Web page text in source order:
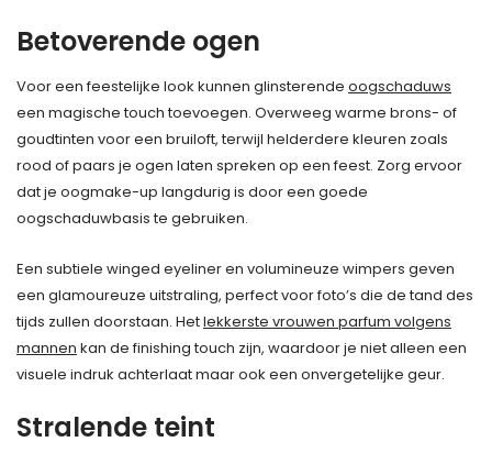
Betoverende ogen
Voor een feestelijke look kunnen glinsterende oogschaduws
een magische touch toevoegen. Overweeg warme brons- of
goudtinten voor een bruiloft, terwijl helderdere kleuren zoals
rood of paars je ogen laten spreken op een feest. Zorg ervoor
dat je oogmake-up langdurig is door een goede
oogschaduwbasis te gebruiken.
Een subtiele winged eyeliner en volumineuze wimpers geven
een glamoureuze uitstraling, perfect voor foto’s die de tand des
tijds zullen doorstaan. Hetlekkerste vrouwen parfum volgens
mannen kan de finishing touch zijn, waardoor je niet alleen een
visuele indruk achterlaat maar ook een onvergetelijke geur.
Stralende teint